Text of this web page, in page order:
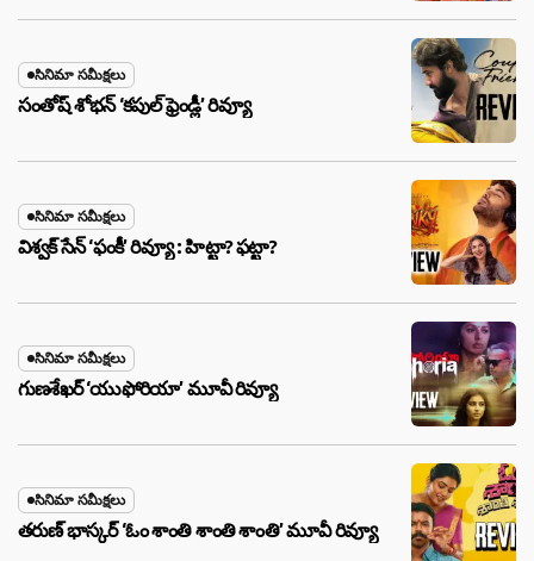
సినిమా సమీక్షలు
సంతోష్ శోభన్ ‘కపుల్ ఫ్రెండ్లీ’ రివ్యూ
సినిమా సమీక్షలు
విశ్వక్ సేన్ ‘ఫంకీ’ రివ్యూ : హిట్టా? ఫట్టా?
సినిమా సమీక్షలు
గుణశేఖర్ ‘యుఫోరియా’ మూవీ రివ్యూ
సినిమా సమీక్షలు
తరుణ్ భాస్కర్ ‘ఓం శాంతి శాంతి శాంతి’ మూవీ రివ్యూ